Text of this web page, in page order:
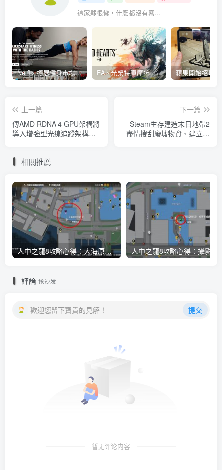
這家夥很懶，什麽都沒有寫...
Netflix 擴展健身市場 與 Nike 合作推出《Nike Training Club》系列健身影片 EA、光榮特庫摩狩獵冒險遊戲《WILD HEARTS》公布「強大化獸」宣傳影片
上一篇
傳AMD RDNA 4 GPU架構將
導入增強型光線追蹤架構，
方案
下一篇
Steam生存建造末日地帶2
盡情搜刮廢墟物資、建立貿
相關推薦
人中之龍8攻略心得：大海原證照學校21張證照必勝法 全考題200題答案整理
評論 抢沙发
歡迎您留下寶貴的見解！ 提交
暂无评论内容